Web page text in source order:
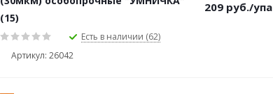
(15)
Есть в наличии (62)
Артикул: 26042
209 руб./упа